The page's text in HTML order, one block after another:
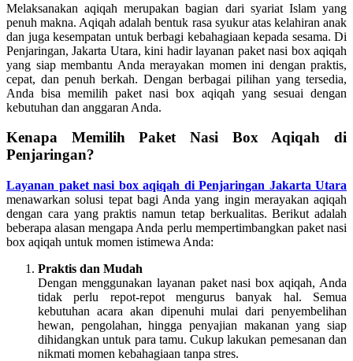
Melaksanakan aqiqah merupakan bagian dari syariat Islam yang
penuh makna. Aqiqah adalah bentuk rasa syukur atas kelahiran anak
dan juga kesempatan untuk berbagi kebahagiaan kepada sesama. Di
Penjaringan, Jakarta Utara, kini hadir layanan paket nasi box aqiqah
yang siap membantu Anda merayakan momen ini dengan praktis,
cepat, dan penuh berkah. Dengan berbagai pilihan yang tersedia,
Anda bisa memilih paket nasi box aqiqah yang sesuai dengan
kebutuhan dan anggaran Anda.
Kenapa Memilih Paket Nasi Box Aqiqah di
Penjaringan?
Layanan paket nasi box aqiqah di Penjaringan Jakarta Utara
menawarkan solusi tepat bagi Anda yang ingin merayakan aqiqah
dengan cara yang praktis namun tetap berkualitas. Berikut adalah
beberapa alasan mengapa Anda perlu mempertimbangkan paket nasi
box aqiqah untuk momen istimewa Anda:
Praktis dan Mudah
Dengan menggunakan layanan paket nasi box aqiqah, Anda
tidak perlu repot-repot mengurus banyak hal. Semua
kebutuhan acara akan dipenuhi mulai dari penyembelihan
hewan, pengolahan, hingga penyajian makanan yang siap
dihidangkan untuk para tamu. Cukup lakukan pemesanan dan
nikmati momen kebahagiaan tanpa stres.